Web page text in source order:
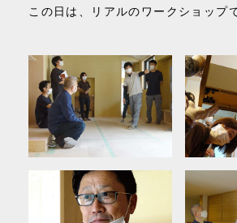
この日は、リアルのワークショップ